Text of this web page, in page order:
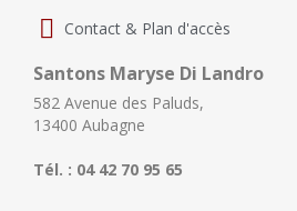
Contact & Plan d'accès
Santons Maryse Di Landro
582 Avenue des Paluds,
13400 Aubagne
Tél. : 04 42 70 95 65